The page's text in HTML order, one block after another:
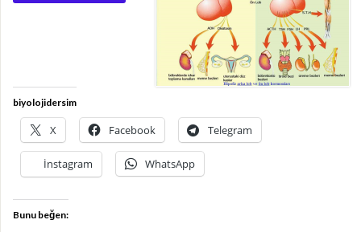
biyolojidersim
X Facebook Telegram
İnstagram WhatsApp
Bunu beğen: